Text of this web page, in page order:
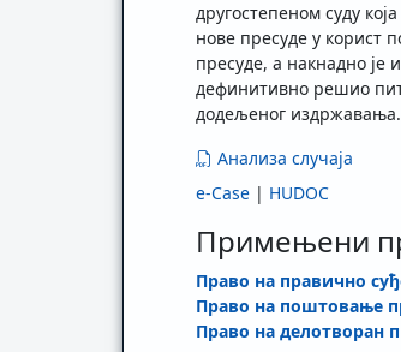
другостепеном суду
нове пресуде у корист
пресуде, а накнадно је
дефинитивно решио
додељеног издржавања.
Анализа случаја
e-Case | HUDOC
Примењени
Право на правично
Право на поштовање
Право на делотворан